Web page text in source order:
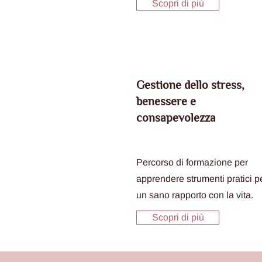
Scopri di più
Gestione dello stress,
benessere e
consapevolezza
Percorso di formazione per
apprendere strumenti pratici
un sano rapporto con la vita.
Scopri di più